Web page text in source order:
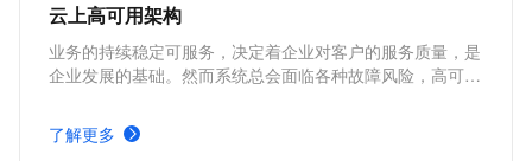
云上高可用架构
业务的持续稳定可服务，决定着企业对客户的服务质量，是
企业发展的基础。然而系统总会面临各种故障风险，高可用
点故障，确保系统在局部受损时仍能持续提供服务。本方案
从企业上云最基础的需求出发，介绍如何在云端逐层构建稳
了解更多